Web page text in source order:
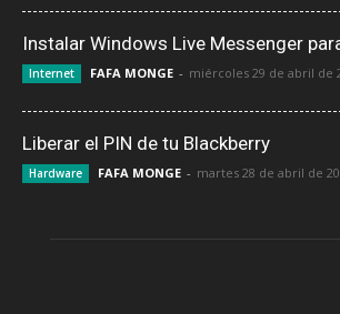
Instalar Windows Live Messenger
Internet FAFA MONGE - miércoles 29 de abril de
Liberar el PIN de tu Blackberry
Hardware FAFA MONGE - martes 28 de abril de